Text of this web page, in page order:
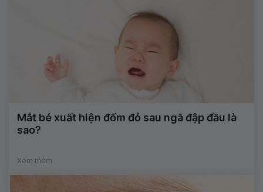
Mắt bé xuất hiện đốm đỏ sau ngã đập đầu là
sao?
Xem thêm